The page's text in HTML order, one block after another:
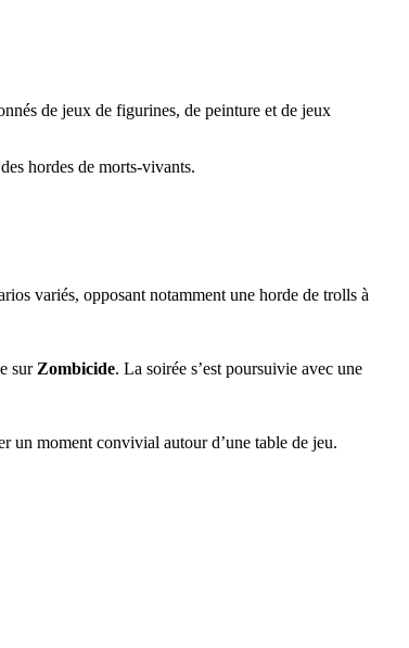
de jeux de figurines, de peinture et de jeux
hordes de morts-vivants.
variés, opposant notamment une horde de trolls à
sur Zombicide. La soirée s’est poursuivie avec une
un moment convivial autour d’une table de jeu.